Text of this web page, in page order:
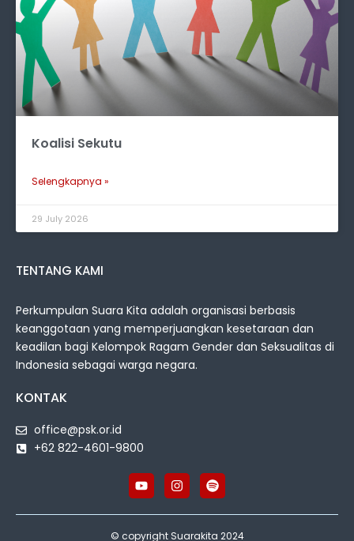
Koalisi Sekutu
Selengkapnya »
29 July 2026
TENTANG KAMI
Perkumpulan Suara Kita adalah organisasi berbasis
keanggotaan yang memperjuangkan kesetaraan dan
keadilan bagi Kelompok Ragam Gender dan Seksualitas di
Indonesia sebagai warga negara.
KONTAK
office@psk.or.id
+62 822-4601-9800
© copyright Suarakita 2024